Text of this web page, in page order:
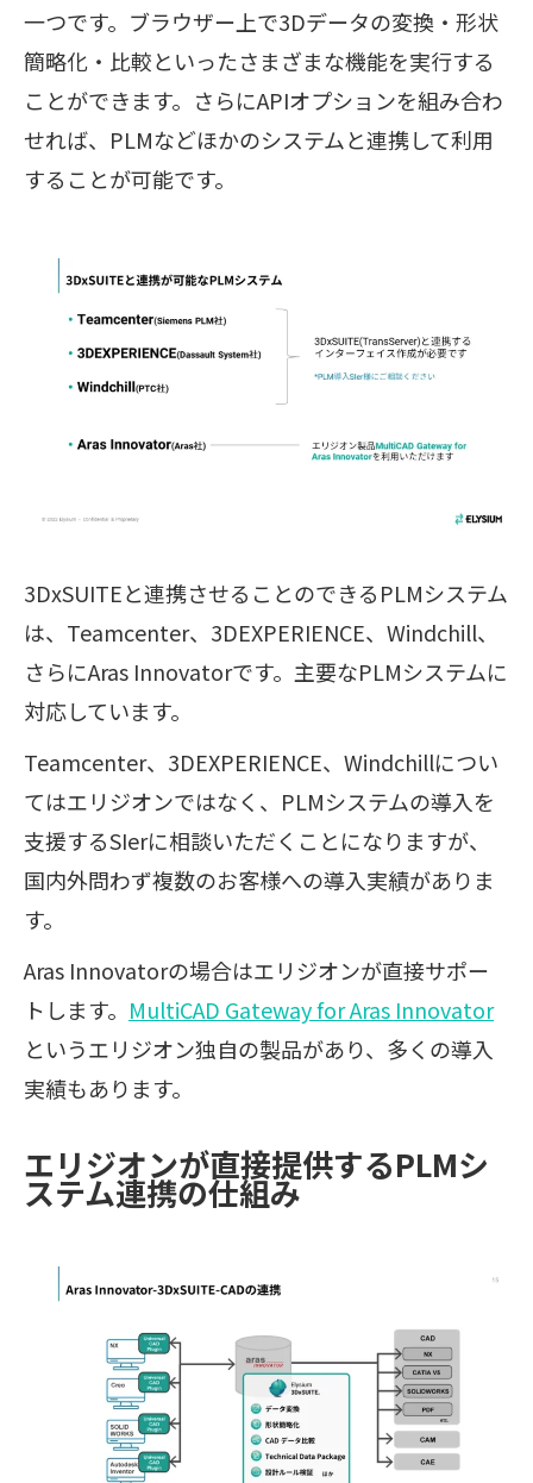
一つです。ブラウザー上で3Dデータの変換・形状
簡略化・比較といったさまざまな機能を実行する
ことができます。さらにAPIオプションを組み合わ
せれば、PLMなどほかのシステムと連携して利用
することが可能です。
3DxSUITEと連携させることのできるPLMシステム
は、Teamcenter、3DEXPERIENCE、Windchill、
さらにAras Innovatorです。主要なPLMシステムに
対応しています。
Teamcenter、3DEXPERIENCE、Windchillについ
てはエリジオンではなく、PLMシステムの導入を
支援するSIerに相談いただくことになりますが、
国内外問わず複数のお客様への導入実績がありま
す。
Aras Innovatorの場合はエリジオンが直接サポー
トします。 MultiCAD Gateway for Aras Innovator
というエリジオン独自の製品があり、多くの導入
実績もあります。
エリジオンが直接提供するPLMシ
ステム連携の仕組み